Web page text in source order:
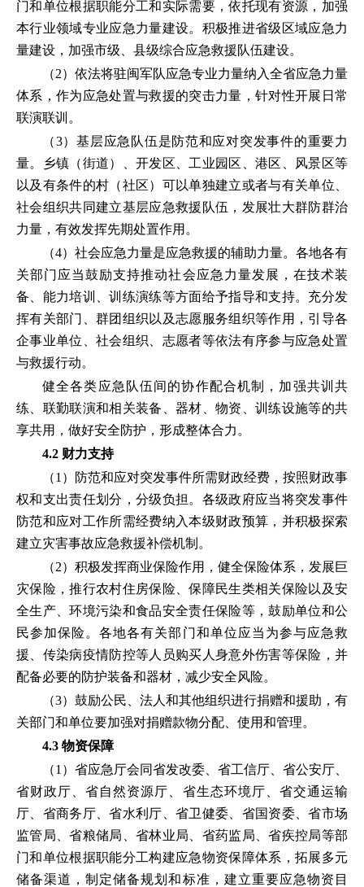
门和单位根据职能分工和实际需要，依托现有资源，加强
本行业领域专业应急力量建设。积极推进省级区域应急力
量建设，加强市级、县级综合应急救援队伍建设。
（2）依法将驻闽军队应急专业力量纳入全省应急力量
体系，作为应急处置与救援的突击力量，针对性开展日常
联演联训。
（3）基层应急队伍是防范和应对突发事件的重要力
量。乡镇（街道）、开发区、工业园区、港区、风景区等
以及有条件的村（社区）可以单独建立或者与有关单位、
社会组织共同建立基层应急救援队伍，发展壮大群防群治
力量，有效发挥先期处置作用。
（4）社会应急力量是应急救援的辅助力量。各地各有
关部门应当鼓励支持推动社会应急力量发展，在技术装
备、能力培训、训练演练等方面给予指导和支持。充分发
挥有关部门、群团组织以及志愿服务组织等作用，引导各
企事业单位、社会组织、志愿者等依法有序参与应急处置
与救援行动。
健全各类应急队伍间的协作配合机制，加强共训共
练、联勤联演和相关装备、器材、物资、训练设施等的共
享共用，做好安全防护，形成整体合力。
4.2 财力支持
（1）防范和应对突发事件所需财政经费，按照财政事
权和支出责任划分，分级负担。各级政府应当将突发事件
防范和应对工作所需经费纳入本级财政预算，并积极探索
建立灾害事故应急救援补偿机制。
（2）积极发挥商业保险作用，健全保险体系，发展巨
灾保险，推行农村住房保险、保障民生类相关保险以及安
全生产、环境污染和食品安全责任保险等，鼓励单位和公
民参加保险。各地各有关部门和单位应当为参与应急救
援、传染病疫情防控等人员购买人身意外伤害等保险，并
配备必要的防护装备和器材，减少安全风险。
（3）鼓励公民、法人和其他组织进行捐赠和援助，有
关部门和单位要加强对捐赠款物分配、使用和管理。
4.3 物资保障
（1）省应急厅会同省发改委、省工信厅、省公安厅、
省财政厅、省自然资源厅、省生态环境厅、省交通运输
厅、省商务厅、省水利厅、省卫健委、省国资委、省市场
监管局、省粮储局、省林业局、省药监局、省疾控局等部
门和单位根据职能分工构建应急物资保障体系，拓展多元
储备渠道，制定储备规划和标准，建立重要应急物资目